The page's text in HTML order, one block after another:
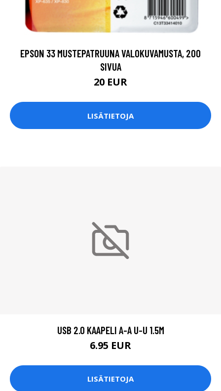
EPSON 33 MUSTEPATRUUNA VALOKUVAMUSTA, 200
SIVUA
20 EUR
LISÄTIETOJA
USB 2.0 KAAPELI A-A U-U 1.5M
6.95 EUR
LISÄTIETOJA